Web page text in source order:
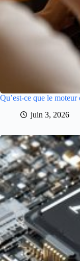
Qu’est-ce que le
juin 3, 2026